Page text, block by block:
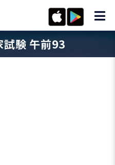
験 午前93